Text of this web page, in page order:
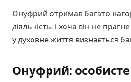
Онуфрий отримав багато
діяльність, і хоча він не
у духовне життя визнається
Онуфрий: